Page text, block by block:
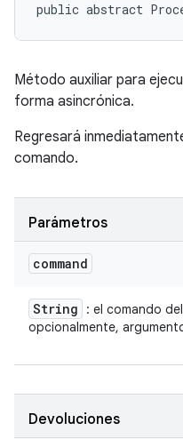
public abstract
Método auxiliar para
forma asincrónica.
Regresará
comando.
Parámetros
command
String
: el comando
opcionalmente,
Devoluciones